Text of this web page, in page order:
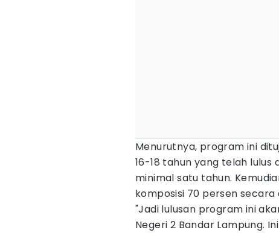
Menurutnya, program ini
16-18 tahun yang telah
minimal satu tahun.
komposisi 70 persen
"Jadi lulusan program ini
Negeri 2 Bandar Lampung.